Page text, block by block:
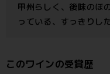
甲州らしく、後味のほ
っている、すっきりし
このワインの受賞歴